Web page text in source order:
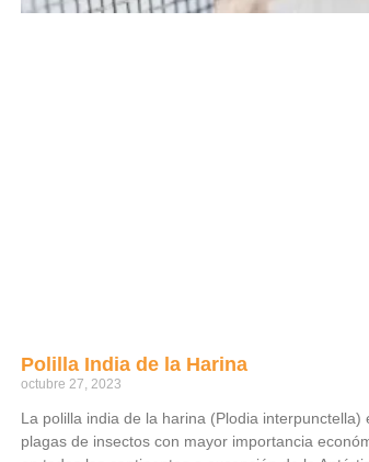
Polilla India de la Harina
octubre 27, 2023
La polilla india de la harina (Plodia interpunctella)
plagas de insectos con mayor importancia